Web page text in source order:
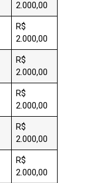
2.000,00
R$
2.000,00
R$
2.000,00
R$
2.000,00
R$
2.000,00
R$
2.000,00